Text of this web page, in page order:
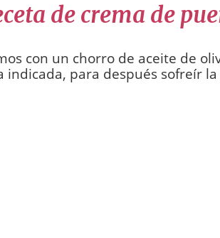
de crema de
con un chorro de aceite de
para después sofreír la